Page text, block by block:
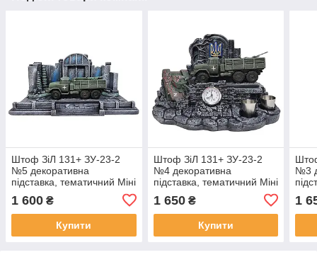
Штоф ЗіЛ 131+ ЗУ-23-2
№5 декоративна
підставка, тематичний Міні
1 600 ₴
Купити
Штоф ЗіЛ 131+ ЗУ-23-2
№4 декоративна
підставка, тематичний Міні
1 650₴
Купити
№3
1